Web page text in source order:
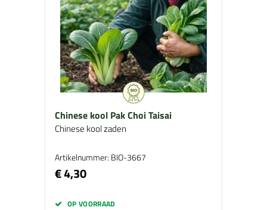
Chinese kool Pak Choi Taisai
Chinese kool zaden
Artikelnummer: BIO-3667
€ 4,30
OP VOORRAAD